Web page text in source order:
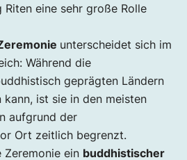
eine sehr große Rolle
unterscheidet sich im
Während die
geprägten Ländern
kann, ist sie in den meisten
aufgrund der
Ort zeitlich begrenzt.
ein buddhistischer